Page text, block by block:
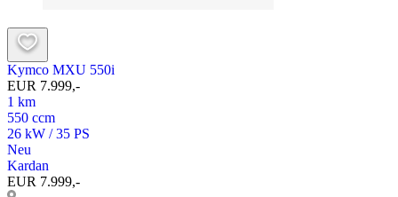
Kymco MXU 550i
EUR 7.999,-
1 km
550 ccm
26 kW / 35 PS
Neu
Kardan
EUR 7.999,-